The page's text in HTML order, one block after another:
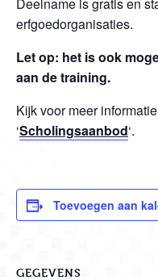
erfgoedorganisaties.
Let op: het is ook
aan de training.
Kijk voor meer
‘Scholingsaanbod‘.
Toevoegen aan
GEGEVENS